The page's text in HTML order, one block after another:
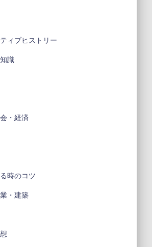
ィブヒストリー
識
・経済
時のコツ
・建築